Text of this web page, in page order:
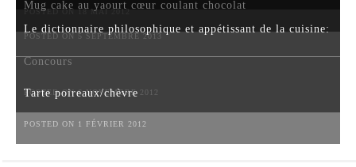
POSTED ON 18 MAI 2012
Mug cake au yaourt cœur coulant chocolat
POSTED ON 5 SEPTEMBRE 2013
Le dictionnaire philosophique et appétissant de la cuisine:
Concours
POSTED ON 6 NOVEMBRE 2012
Tarte poireaux/chèvre
POSTED ON 1 FÉVRIER 2012